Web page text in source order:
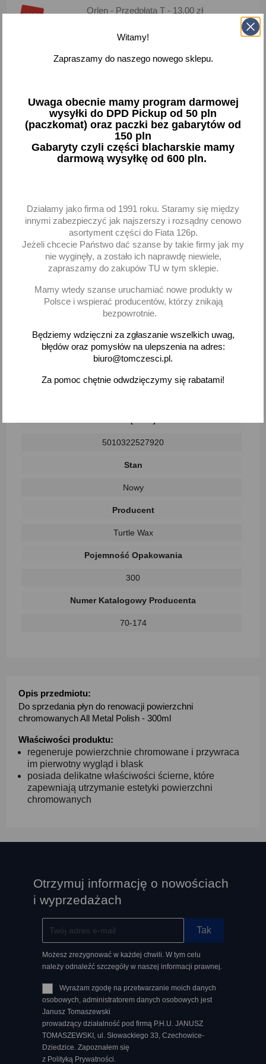
Orlen - Przedpłata T - 13,00 zł
Dostawa za 2 dni
Dostawa za 2 dni
DPD - Przedpłata - 16,00 zł
Dostawa za 2 dni
DPD - Pobranie - 20,00 zł
Dostawa za 1 dni
Towar wprowadzony do obrotu przed 13 grudnia 2024
Dostępne metody płatności
Czas na zwrot to 30 dni. Zwrot na koszt klienta.
(Nr produktu: 01258/19)
5010322527920
Stan
Nowy
Producent
Turtle Wax
Pojemność Opakowania
300
Numer Katalogowy Producenta
70-174
Opis przedmiotu:
Do sprzedania płyn do renowacji powierzchni
chromowanych All Metal Polish - 300ml
Właściwości produktu:
regeneruje powierzchnie chromowane i przywraca
im pierwotny wygląd i blask
posiada delikatne właściwości ścierne, które
zapewniają utrzymanie estetyki powierzchni
chromowanych
Otrzymuj informację o nowościach
i wyprzedażach
Możesz zrezygnować w każdej chwili. W tym celu
należy odnaleźć szczegóły w naszej informacji prawnej.
Wyrażam zgodę na przetwarzanie moich danych
osobowych, administratorem danych osobowych jest
Janusz Tomaszewski
prowadzący działalność pod firmą P.H.U. JANUSZ
TOMASZEWSKI, ul. Słowackiego 33, Czechowice-
Dziedzice. Zapoznałem się
z Polityką Prywatności.
Witamy!
Zapraszamy do naszego nowego sklepu.
Uwaga obecnie mamy program darmowej
wysyłki do DPD Pickup od 50 pln
(paczkomat) oraz paczki bez gabarytów od
150 pln
Gabaryty czyli części blacharskie mamy
darmową wysyłkę od 600 pln.
Działamy jako firma od 1991 roku. Staramy się między
innymi zabezpieczyć jak najszerszy i rozsądny cenowo
asortyment części do Fiata 126p.
Jeżeli chcecie Państwo dać szanse by takie firmy jak my
nie wyginęły, a zostało ich naprawdę niewiele,
zapraszamy do zakupów TU w tym sklepie.
Mamy wtedy szanse uruchamiać nowe produkty w
Polsce i wspierać producentów, którzy znikają
bezpowrotnie.
Będziemy wdzięczni za zgłaszanie wszelkich uwag,
błędów oraz pomysłów na ulepszenia na adres:
biuro@tomczesci.pl.
Za pomoc chętnie odwdzięczymy się rabatami!